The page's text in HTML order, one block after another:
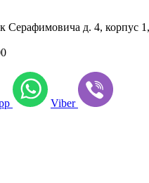
Серафимовича д. 4, корпус
Viber